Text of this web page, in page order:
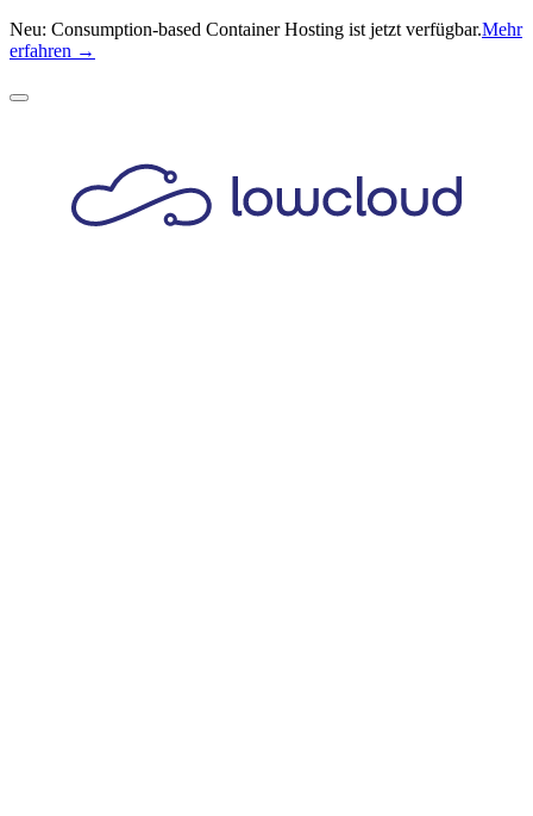
Neu: Consumption-based Container Hosting ist jetzt verfügbar.Mehr
erfahren →